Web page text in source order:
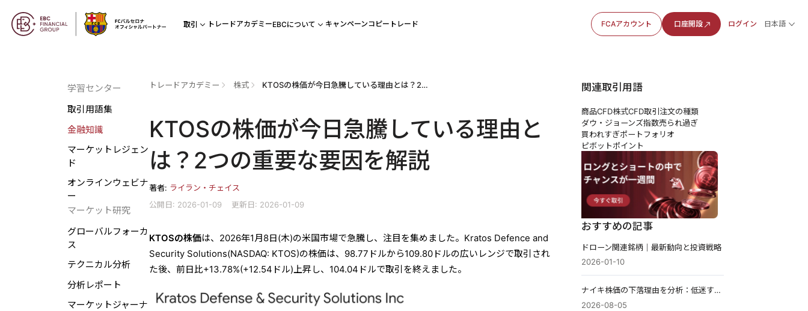
取引 トレードアカデミーEBCについて キャンペーンコピートレード FCAアカウント 口座開設 ログイン 日本語
学習センター
取引用語集
金融知識
マーケットレジェン
ド
オンラインウェビナ
ー
マーケット研究
グローバルフォーカ
ス
テクニカル分析
分析レポート
マーケットジャーナ
トレードアカデミー 株式 KTOSの株価が今日急騰している理由とは？2つの重要な要因を解説
KTOSの株価が今日急騰している理由と
は？2つの重要な要因を解説
著者: ライラン・チェイス
公開日: 2026-01-09
更新日: 2026-01-09
KTOSの株価は、2026年1月8日(木)の米国市場で急騰し、注目を集めました。Kratos Defence and
Security Solutions(NASDAQ: KTOS)の株価は、98.77ドルから109.80ドルの広いレンジで取引され
た後、前日比+13.78%(+12.54ドル)上昇し、104.04ドルで取引を終えました。
関連取引用語
商品CFD株式CFD取引注文の種類
ダウ・ジョーンズ指数売られ過ぎ
買われすぎポートフォリオ
ピボットポイント
おすすめの記事
ドローン関連銘柄｜最新動向と投資戦略
2026-01-10
ナイキ株価の下落理由を分析：低迷する中国事業と再建計画への懸念、株価反発の条件とは
2026-08-05